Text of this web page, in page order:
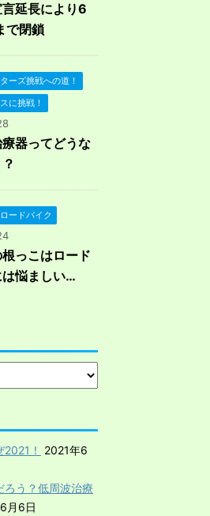
延長により6
で閉鎖
ーズ挑戦への道！
に挑戦！
器ってどうな
ードバイク
っこはロード
悩ましい…
！
2021年6
ろう？低周波治療
月6日